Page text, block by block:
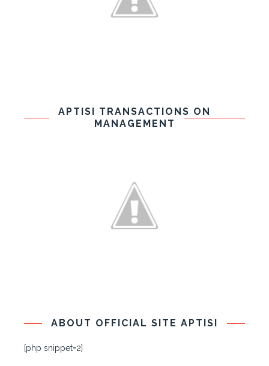
APTISI TRANSACTIONS ON
MANAGEMENT
ABOUT OFFICIAL SITE APTISI
[php snippet=2]